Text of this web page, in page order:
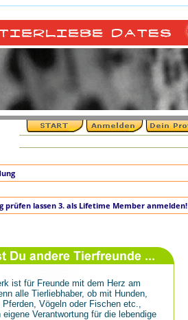
prüfen lassen 3. als Lifetime Member anmelden!
ist für Freunde mit dem Herz am
alle Tierliebhaber, ob mit Hunden,
Vögeln oder Fischen etc.,
eigene Verantwortung für die lebendige